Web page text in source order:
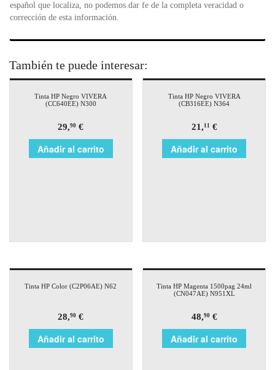
español que localiza, no podemos dar fe de la completa veracidad o
corrección de esta información.
También te puede interesar:
Tinta HP Negro VIVERA
(CC640EE) N300
29,90 €
Añadir al carrito
Tinta HP Negro VIVERA
(CB316EE) N364
21,11 €
Añadir al carrito
Tinta HP Color (C2P06AE) N62
28,90 €
Añadir al carrito
Tinta HP Magenta 1500pag 24ml
(CN047AE) N951XL
48,90€
Añadir al carrito